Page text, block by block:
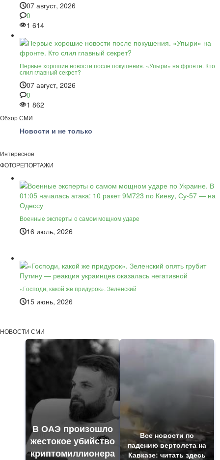
07 август, 2026
0
1 614
Первые хорошие новости после покушения. «Упыри» на фронте. Кто
слил главный секрет?
07 август, 2026
0
1 862
Обзор СМИ
Новости и не только
Интересное
ФОТОРЕПОРТАЖИ
Военные эксперты о самом мощном ударе
16 июль, 2026
«Господи, какой же придурок». Зеленский
15 июнь, 2026
НОВОСТИ СМИ
В ОАЭ произошло
жестокое убийство
криптомиллионера
Все новости по
падению вертолета на
Кавказе: читать здесь